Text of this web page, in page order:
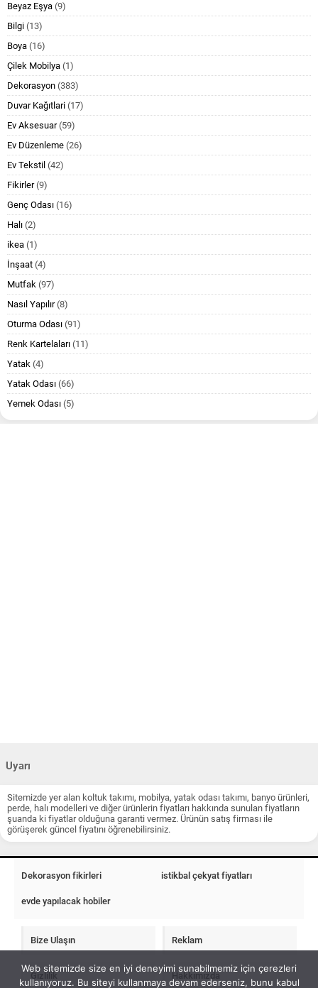
Beyaz Eşya (9)
Bilgi (13)
Boya (16)
Çilek Mobilya (1)
Dekorasyon (383)
Duvar Kağıtlari (17)
Ev Aksesuar(59)
Ev Düzenleme (26)
Ev Tekstil (42)
Fikirler(9)
Genç Odası (16)
Halı (2)
ikea (1)
İnşaat (4)
Mutfak (97)
Nasıl Yapılır(8)
Oturma Odası (91)
Renk Kartelaları (11)
Yatak (4)
Yatak Odası (66)
Yemek Odası (5)
Uyarı
Sitemizde yer alan koltuk takımı, mobilya, yatak odası takımı, banyo ürünleri,
perde, halı modelleri ve diğer ürünlerin fiyatları hakkında sunulan fiyatların
şuanda ki fiyatlar olduğuna garanti vermez. Ürünün satış firması ile
görüşerek güncel fiyatını öğrenebilirsiniz.
Dekorasyon fikirleri istikbal çekyat fiyatları
evde yapılacak hobiler
Bize Ulaşın Reklam
Gizlilik Hakkımızda
Web sitemizde size en iyi deneyimi sunabilmemiz için çerezleri
kullanıyoruz. Bu siteyi kullanmaya devam ederseniz, bunu kabul